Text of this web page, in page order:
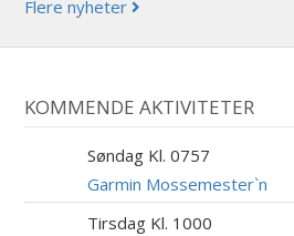
Flere nyheter
KOMMENDE AKTIVITETER
Søndag Kl. 0757
Garmin Mossemester`n
Tirsdag Kl. 1000